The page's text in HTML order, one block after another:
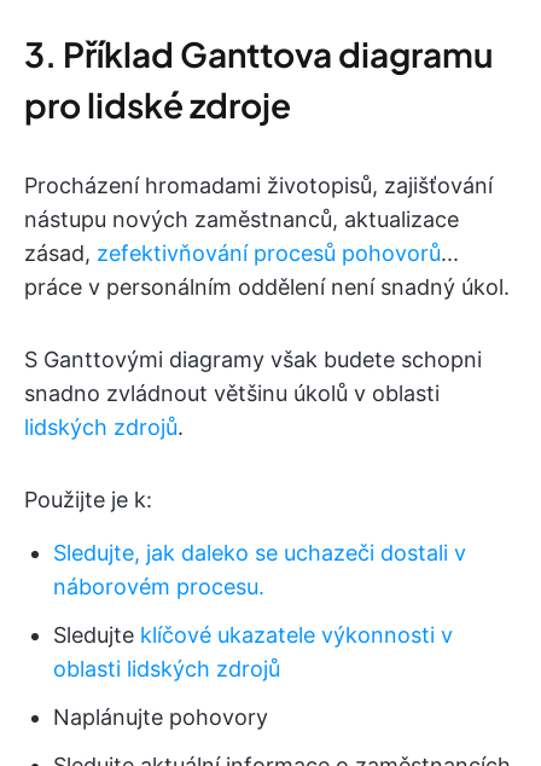
3. Příklad Ganttova diagramu
pro lidské zdroje
Procházení hromadami životopisů, zajišťování
nástupu nových zaměstnanců, aktualizace
zásad, zefektivňování procesů pohovorů...
práce v personálním oddělení není snadný úkol.
S Ganttovými diagramy však budete schopni
snadno zvládnout většinu úkolů v oblasti
lidských zdrojů.
Použijte je k:
Sledujte, jak daleko se uchazeči dostali v
náborovém procesu.
Sledujte klíčové ukazatele výkonnosti v
oblasti lidských zdrojů
Naplánujte pohovory